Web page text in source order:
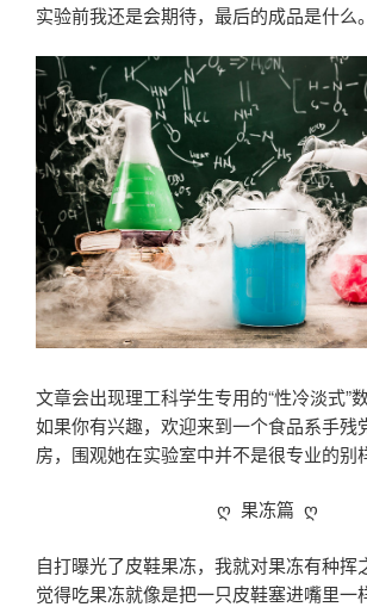
实验前我还是会期待，最后的成品是什么。
文章会出现理工科学生专用的“性冷淡式”
如果你有兴趣，欢迎来到一个食品系手残
房，围观她在实验室中并不是很专业的别
ღ 果冻篇 ღ
自打曝光了皮鞋果冻，我就对果冻有种挥
觉得吃果冻就像是把一只皮鞋塞进嘴里一